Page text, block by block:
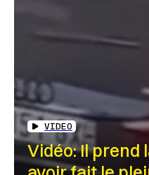
VIDEO
Vidéo: Il prend